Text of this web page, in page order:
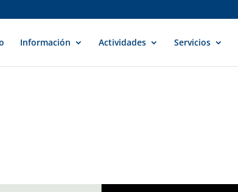
Información Actividades Servicios